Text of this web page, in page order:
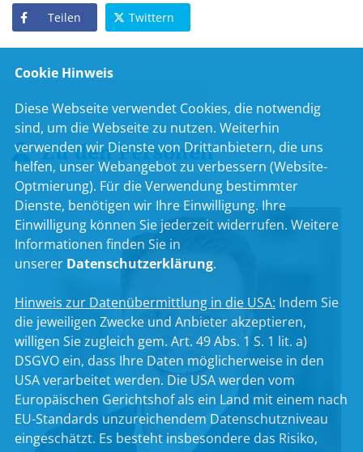
Teilen Twittern
Zu den Personen
Cookie Hinweis
Diese Webseite verwendet Cookies, die notwendig
sind, um die Webseite zu nutzen. Weiterhin
verwenden wir Dienste von Drittanbietern, die uns
helfen, unser Webangebot zu verbessern (Website-
Optmierung). Für die Verwendung bestimmter
Dienste, benötigen wir Ihre Einwilligung. Ihre
Einwilligung können Sie jederzeit widerrufen. Weitere
Informationen finden Sie in
unserer Datenschutzerklärung.
Hinweis zur Datenübermittlung in die USA: Indem Sie
die jeweiligen Zwecke und Anbieter akzeptieren,
willigen Sie zugleich gem. Art. 49 Abs. 1 S. 1 lit. a)
DSGVO ein, dass Ihre Daten möglicherweise in den
USA verarbeitet werden. Die USA werden vom
Europäischen Gerichtshof als ein Land mit einem nach
EU-Standards unzureichendem Datenschutzniveau
eingeschätzt. Es besteht insbesondere das Risiko,